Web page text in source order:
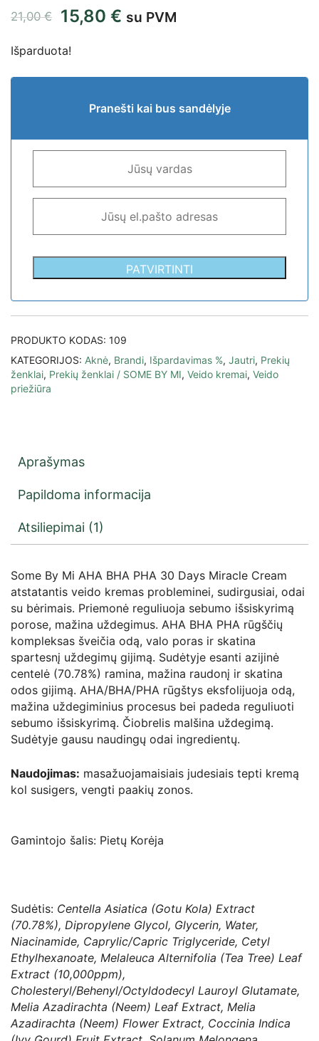
5.00iš 5
įvertinimų:)
21,00€ 15,80 € su PVM
Išparduota!
Pranešti kai bus sandėlyje
PATVIRTINTI
PRODUKTO KODAS: 109
KATEGORIJOS: Aknė, Brandi, Išpardavimas %, Jautri, Prekių
ženklai, Prekių ženklai / SOME BY MI, Veido kremai, Veido
priežiūra
Aprašymas
Papildoma informacija
Atsiliepimai (1)
Some By Mi AHA BHA PHA 30 Days Miracle Cream
atstatantis veido kremas probleminei, sudirgusiai, odai
su bėrimais. Priemonė reguliuoja sebumo išsiskyrimą
porose, mažina uždegimus. AHA BHA PHA rūgščių
kompleksas šveičia odą, valo poras ir skatina
spartesnį uždegimų gijimą. Sudėtyje esanti azijinė
centelė (70.78%) ramina, mažina raudonį ir skatina
odos gijimą. AHA/BHA/PHA rūgštys eksfolijuoja odą,
mažina uždegiminius procesus bei padeda reguliuoti
sebumo išsiskyrimą. Čiobrelis malšina uždegimą.
Sudėtyje gausu naudingų odai ingredientų.
Naudojimas: masažuojamaisiais judesiais tepti kremą
kol susigers, vengti paakių zonos.
Gamintojo šalis: Pietų Korėja
Sudėtis: Centella Asiatica (Gotu Kola) Extract
(70.78%), Dipropylene Glycol, Glycerin, Water,
Niacinamide, Caprylic/Capric Triglyceride, Cetyl
Ethylhexanoate, Melaleuca Alternifolia (Tea Tree) Leaf
Extract (10,000ppm),
Cholesteryl/Behenyl/Octyldodecyl Lauroyl Glutamate,
Melia Azadirachta (Neem) Leaf Extract, Melia
Azadirachta (Neem) Flower Extract, Coccinia Indica